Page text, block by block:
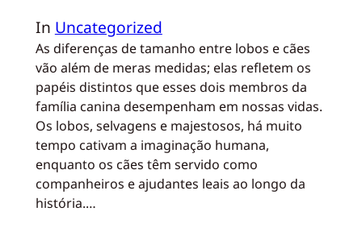
In Uncategorized
As diferenças de tamanho entre lobos e cães
vão além de meras medidas; elas refletem os
papéis distintos que esses dois membros da
família canina desempenham em nossas vidas.
Os lobos, selvagens e majestosos, há muito
tempo cativam a imaginação humana,
enquanto os cães têm servido como
companheiros e ajudantes leais ao longo da
história.…